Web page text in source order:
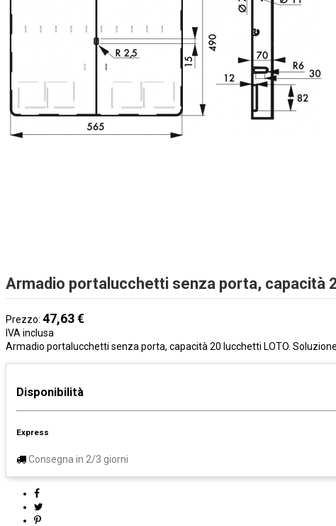
Armadio portalucchetti senza porta, capacità
Prezzo: 47,63 €
IVA inclusa
Armadio portalucchetti senza porta, capacità 20 lucchetti LOTO.
Disponibilità
Express
Consegna in 2/3 giorni